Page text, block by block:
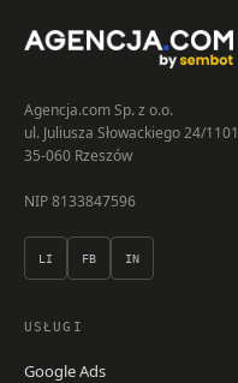
Agencja.com Sp. z o.o.
ul. Juliusza Słowackiego 24/1101
35-060 Rzeszów
NIP 8133847596
LI FB IN
USŁUGI
Google Ads